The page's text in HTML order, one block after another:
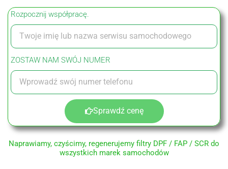
Rozpocznij współpracę.
ZOSTAW NAM SWÓJ NUMER
Sprawdź cenę
Naprawiamy, czyścimy, regenerujemy filtry DPF / FAP / SCR do
wszystkich marek samochodów